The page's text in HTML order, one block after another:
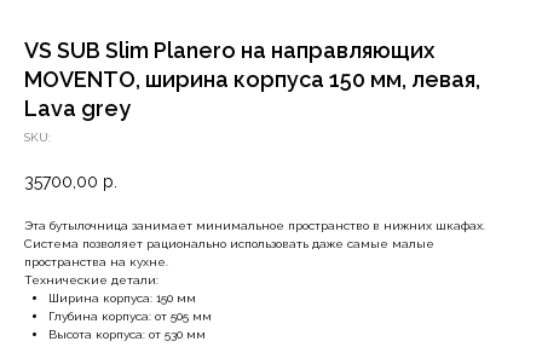
VS SUB Slim Planero на направляющих
MOVENTO, ширина корпуса 150 мм, левая,
Lava grey
SKU:
35700,00 р.
Эта бутылочница занимает минимальное пространство в нижних шкафах.
Система позволяет рационально использовать даже самые малые
пространства на кухне.
Технические детали:
Ширина корпуса: 150 мм
Глубина корпуса: от 505 мм
Высота корпуса: от 530 мм